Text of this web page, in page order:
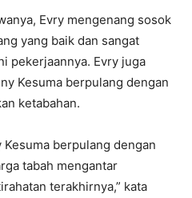
Evry mengenang sosok
yang baik dan sangat
pekerjaannya. Evry juga
Kesuma berpulang dengan
ketabahan.
berpulang dengan
tabah mengantar
terakhirnya,” kata